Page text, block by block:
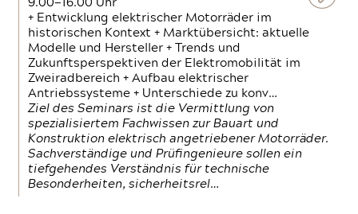
9.00—16.00 Uhr
+ Entwicklung elektrischer Motorräder im
historischen Kontext + Marktübersicht: aktuelle
Modelle und Hersteller + Trends und
Zukunftsperspektiven der Elektromobilität im
Zweiradbereich + Aufbau elektrischer
Antriebssysteme + Unterschiede zu konv…
Ziel des Seminars ist die Vermittlung von
spezialisiertem Fachwissen zur Bauart und
Konstruktion elektrisch angetriebener Motorräder.
Sachverständige und Prüfingenieure sollen ein
tiefgehendes Verständnis für technische
Besonderheiten, sicherheitsrel…